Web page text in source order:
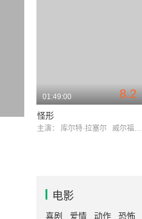
8.2
01:49:00
怪形
主演： 库尔特·拉塞尔 威尔福德·布利姆雷
电影
喜剧 爱情 动作 恐怖